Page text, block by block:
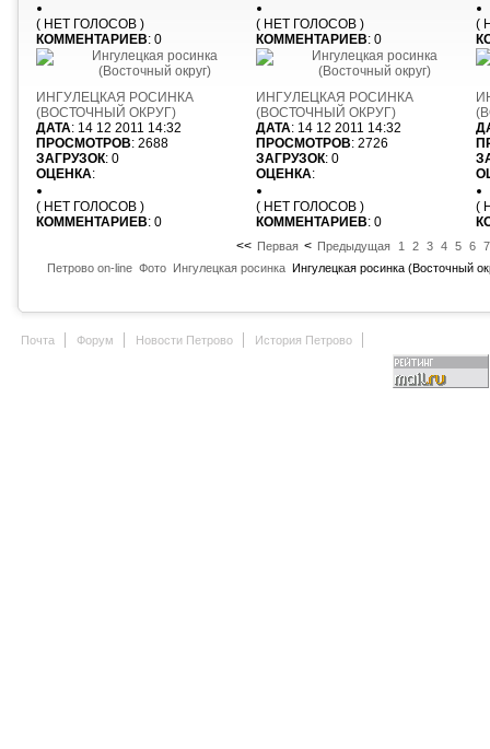
( НЕТ ГОЛОСОВ )
КОММЕНТАРИЕВ: 0
( НЕТ ГОЛОСОВ )
КОММЕНТАРИЕВ: 0
(
ИНГУЛЕЦКАЯ РОСИНКА
(ВОСТОЧНЫЙ ОКРУГ)
ДАТА: 14 12 2011 14:32
ПРОСМОТРОВ: 2688
ЗАГРУЗОК: 0
ОЦЕНКА:
( НЕТ ГОЛОСОВ )
КОММЕНТАРИЕВ: 0
ИНГУЛЕЦКАЯ РОСИНКА
(ВОСТОЧНЫЙ ОКРУГ)
ДАТА: 14 12 2011 14:32
ПРОСМОТРОВ: 2726
ЗАГРУЗОК: 0
ОЦЕНКА:
( НЕТ ГОЛОСОВ )
КОММЕНТАРИЕВ: 0
(
<< Первая < Предыдущая 1 2 3 4 5 6 7
Петрово on-line Фото Ингулецкая росинка Ингулецкая росинка (Восточный
Почта Форум Новости Петрово История Петрово